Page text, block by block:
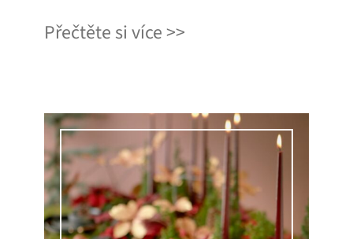
Přečtěte si více